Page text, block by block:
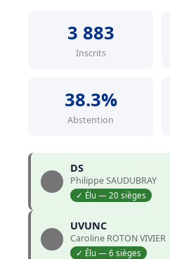
3 883
Inscrits
38.3%
Abstention
DS
Philippe SAUDUBRAY
✓ Élu — 20 sièges
UVUNC
Caroline ROTON VIVIER
✓ Élu — 6 sièges